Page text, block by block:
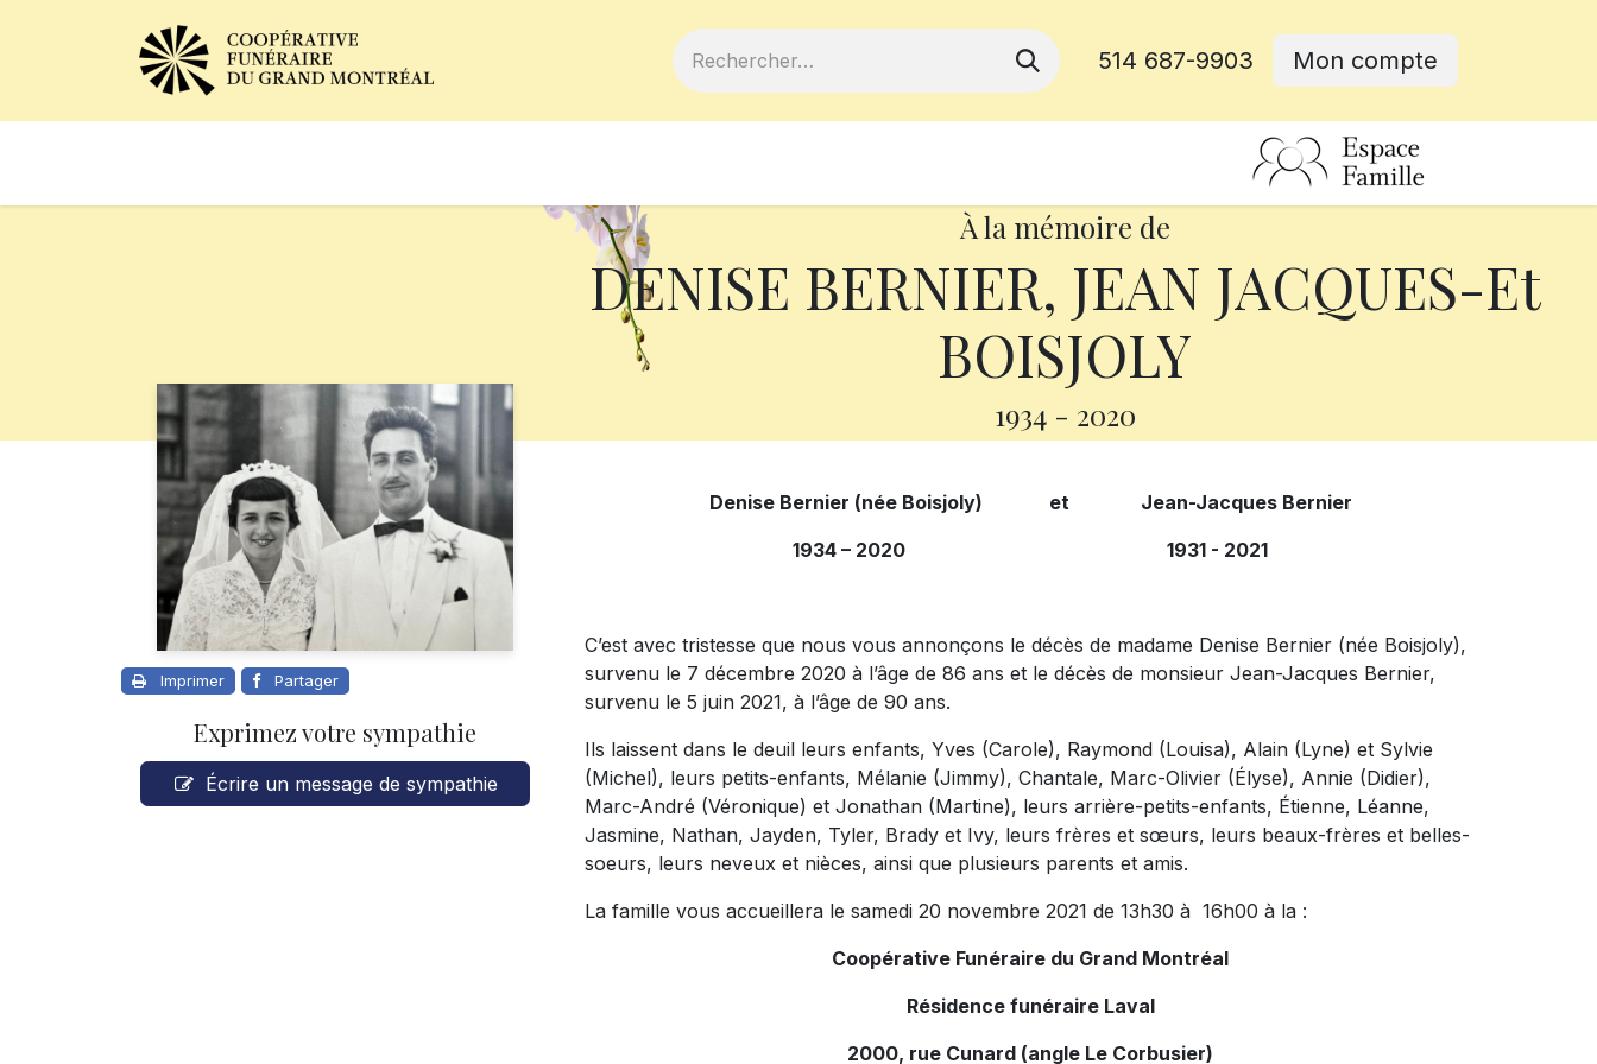
514 687-9903 Mon compte
À la mémoire de
DENISE BERNIER, JEAN JACQUES-Et
BOISJOLY
1934 - 2020
Imprimer Partager
Exprimez votre sympathie
Écrire un message de sympathie
Denise Bernier (née Boisjoly) et Jean-Jacques Bernier
1934 – 2020 1931 - 2021
C’est avec tristesse que nous vous annonçons le décès de madame Denise Bernier (née Boisjoly),
survenu le 7 décembre 2020 à l’âge de 86 ans et le décès de monsieur Jean-Jacques Bernier,
survenu le 5 juin 2021, à l’âge de 90 ans.
Ils laissent dans le deuil leurs enfants, Yves (Carole), Raymond (Louisa), Alain (Lyne) et Sylvie
(Michel), leurs petits-enfants, Mélanie (Jimmy), Chantale, Marc-Olivier (Élyse), Annie (Didier),
Marc-André (Véronique) et Jonathan (Martine), leurs arrière-petits-enfants, Étienne, Léanne,
Jasmine, Nathan, Jayden, Tyler, Brady et Ivy, leurs frères et sœurs, leurs beaux-frères et belles-
soeurs, leurs neveux et nièces, ainsi que plusieurs parents et amis.
La famille vous accueillera le samedi 20 novembre 2021 de 13h30 à 16h00 à la :
Coopérative Funéraire du Grand Montréal
Résidence funéraire Laval
2000, rue Cunard (angle Le Corbusier)